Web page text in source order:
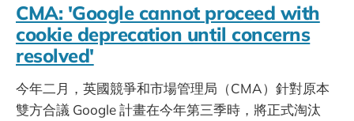
CMA: 'Google cannot proceed with
cookie deprecation until concerns
resolved'
今年二月，英國競爭和市場管理局（CMA）針對原本
雙方合議 Google 計畫在今年第三季時，將正式淘汰